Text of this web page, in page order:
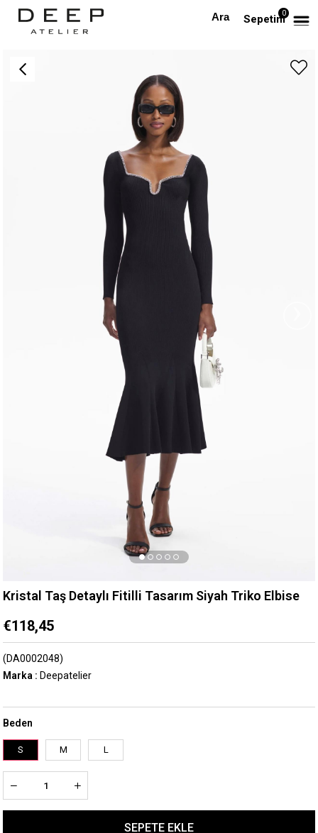
Sepetim0
Anasayfa TÜM ELBİSELER Kristal Taş Detaylı Fitilli Tasarım Siyah Triko Elbise
Kristal Taş Detaylı Fitilli Tasarım Siyah Triko Elbise
€118,45
(DA0002048)
Marka : Deepatelier
Beden
S M L